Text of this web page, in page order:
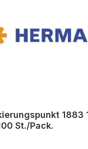
1883
St./Pack.